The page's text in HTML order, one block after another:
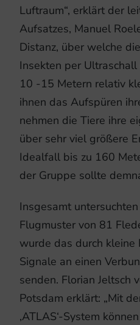
Luftraum“, erklärt der
Aufsatzes, Manuel
Distanz, über welche
Insekten per
10 -15 Metern relativ
ihnen das Aufspüren
nehmen die Tiere ihre
über sehr viel größere
Idealfall bis zu 160
der Gruppe sollte
Insgesamt
Flugmuster von 81
wurde das durch kleine
Signale an einen
senden. Florian Jeltsch
Potsdam erklärt: „Mit
‚ATLAS‘-System